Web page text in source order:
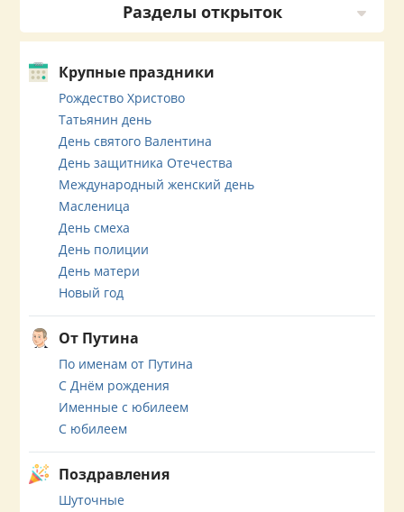
Разделы открыток
Крупные праздники
Рождество Христово
Татьянин день
День святого Валентина
День защитника Отечества
Международный женский день
Масленица
День смеха
День полиции
День матери
Новый год
От Путина
По именам от Путина
С Днём рождения
Именные с юбилеем
С юбилеем
Поздравления
Шуточные